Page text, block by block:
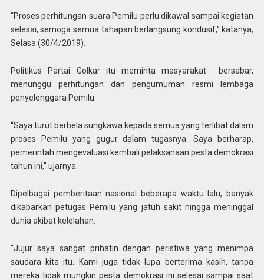
“Proses perhitungan suara Pemilu perlu dikawal sampai kegiatan
selesai, semoga semua tahapan berlangsung kondusif,” katanya,
Selasa (30/4/2019).
Politikus Partai Golkar itu meminta masyarakat bersabar,
menunggu perhitungan dan pengumuman resmi lembaga
penyelenggara Pemilu.
“Saya turut berbela sungkawa kepada semua yang terlibat dalam
proses Pemilu yang gugur dalam tugasnya. Saya berharap,
pemerintah mengevaluasi kembali pelaksanaan pesta demokrasi
tahun ini,” ujarnya.
Dipelbagai pemberitaan nasional beberapa waktu lalu, banyak
dikabarkan petugas Pemilu yang jatuh sakit hingga meninggal
dunia akibat kelelahan.
“Jujur saya sangat prihatin dengan peristiwa yang menimpa
saudara kita itu. Kami juga tidak lupa berterima kasih, tanpa
mereka tidak mungkin pesta demokrasi ini selesai sampai saat